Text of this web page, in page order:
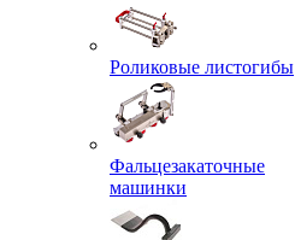
Роликовые листогибы
Фальцезакаточные
машинки